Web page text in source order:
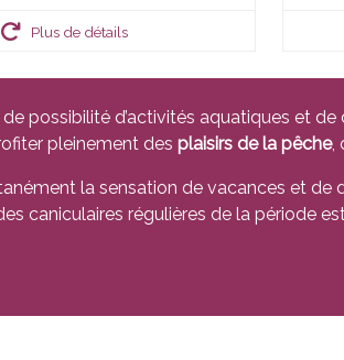
Plus de détails
possibilité d’activités aquatiques et de
pleinement des plaisirs de la pêche,
la sensation de vacances et de
caniculaires régulières de la période